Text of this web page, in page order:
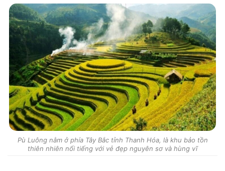
Pù Luông nằm ở phía Tây Bắc tỉnh Thanh Hóa, là khu bảo tồn
thiên nhiên nổi tiếng với vẻ đẹp nguyên sơ và hùng vĩ